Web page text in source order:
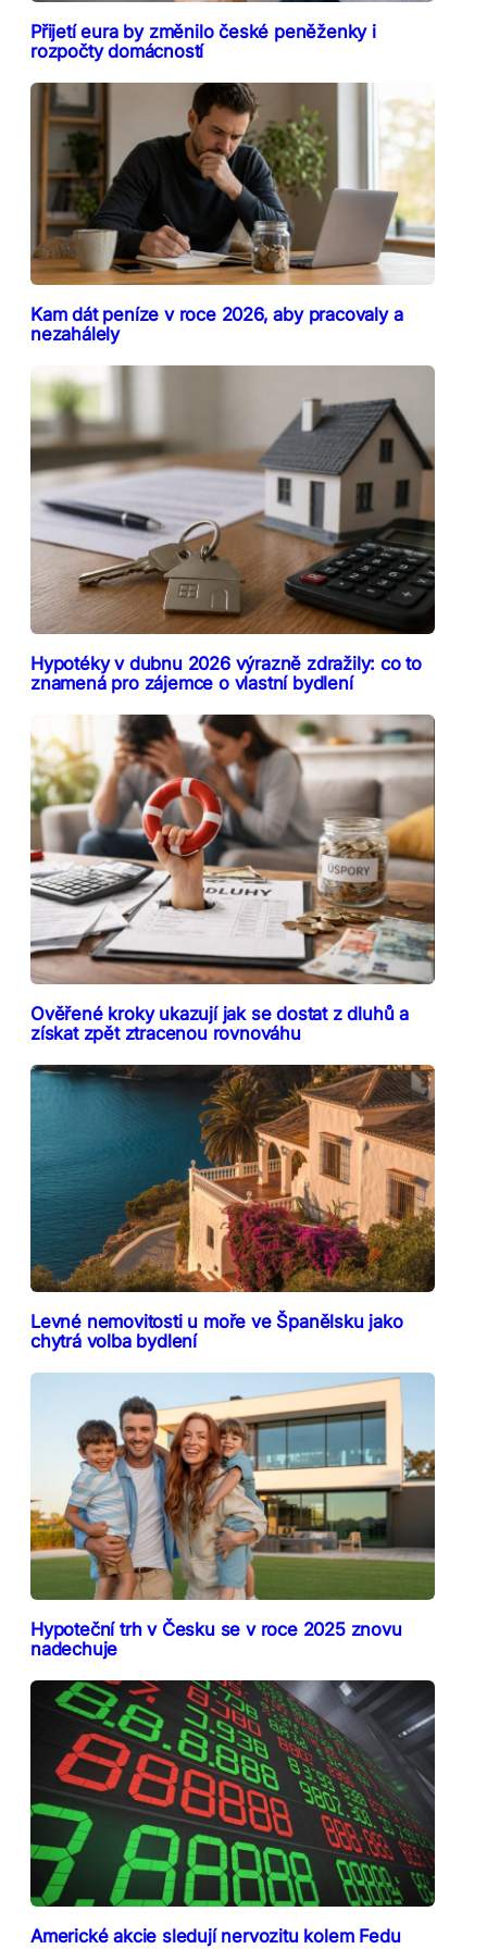
Přijetí eura by změnilo české peněženky i
rozpočty domácností
Kam dát peníze v roce 2026, aby pracovaly a
nezahálely
Hypotéky v dubnu 2026 výrazně zdražily: co to
znamená pro zájemce o vlastní bydlení
Ověřené kroky ukazují jak se dostat z dluhů a
získat zpět ztracenou rovnováhu
Levné nemovitosti u moře ve Španělsku jako
chytrá volba bydlení
Hypoteční trh v Česku se v roce 2025 znovu
nadechuje
Americké akcie sledují nervozitu kolem Fedu